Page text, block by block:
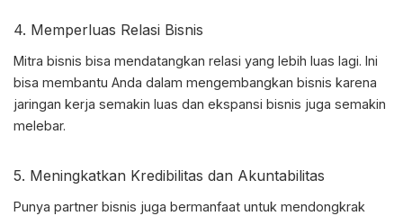
4. Memperluas Relasi Bisnis
Mitra bisnis bisa mendatangkan relasi yang lebih luas lagi. Ini
bisa membantu Anda dalam mengembangkan bisnis karena
jaringan kerja semakin luas dan ekspansi bisnis juga semakin
melebar.
5. Meningkatkan Kredibilitas dan Akuntabilitas
Punya partner bisnis juga bermanfaat untuk mendongkrak